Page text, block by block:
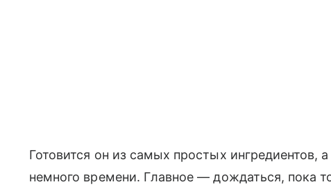
Готовится он из самых простых ингредиентов,
немного времени. Главное — дождаться, пока